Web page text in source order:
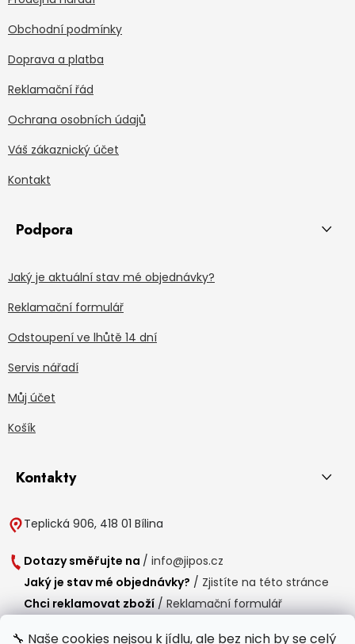
🔧 Naše cookies nejsou k jídlu, ale bez nich by se celý
Obchodní podmínky
Doprava a platba
Reklamační řád
Ochrana osobních údajů
Váš zákaznický účet
Kontakt
Podpora
Jaký je aktuální stav mé objednávky?
Reklamační formulář
Odstoupení ve lhůtě 14 dní
Servis nářadí
Můj účet
Košík
Kontakty
Teplická 906, 418 01 Bílina
Dotazy směřujte na / info@jipos.cz
Jaký je stav mé objednávky? / Zjistíte na této stránce
Chci reklamovat zboží / Reklamační formulář